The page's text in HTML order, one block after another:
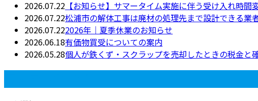
2026.07.22 【お知らせ】サマータイム実施に伴う受け入れ時間
2026.07.22松浦市の解体工事は廃材の処理先まで設計できる業
2026.07.222026年｜夏季休業のお知らせ
2026.06.18有価物買受についての案内
2026.05.28個人が鉄くず・スクラップを売却したときの税金と